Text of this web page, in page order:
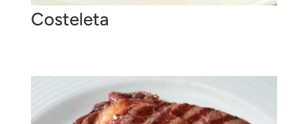
Costeleta